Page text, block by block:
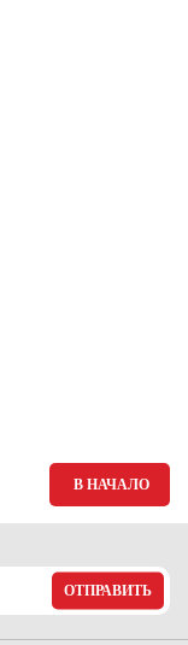
В НАЧАЛО
ОТПРАВИТЬ